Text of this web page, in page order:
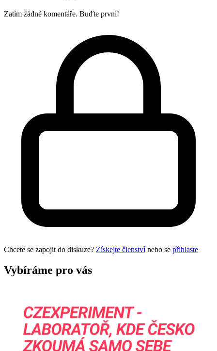
Zatím žádné komentáře. Buďte první!
Chcete se zapojit do diskuze? Získejte členstvínebo se přihlaste
Vybíráme pro vás